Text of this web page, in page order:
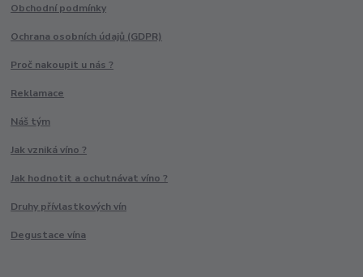
Obchodní podmínky
Ochrana osobních údajů (GDPR)
Proč nakoupit u nás ?
Reklamace
Náš tým
Jak vzniká víno ?
Jak hodnotit a ochutnávat víno ?
Druhy přívlastkových vín
Degustace vína